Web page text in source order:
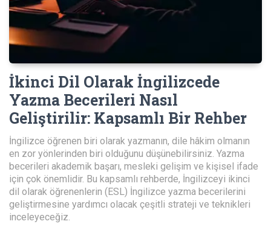
İkinci Dil Olarak İngilizcede
Yazma Becerileri Nasıl
Geliştirilir: Kapsamlı Bir Rehber
İngilizce öğrenen biri olarak yazmanın, dile hâkim olmanın
en zor yönlerinden biri olduğunu düşünebilirsiniz. Yazma
becerileri akademik başarı, mesleki gelişim ve kişisel ifade
için çok önemlidir. Bu kapsamlı rehberde, İngilizceyi ikinci
dil olarak öğrenenlerin (ESL) İngilizce yazma becerilerini
geliştirmesine yardımcı olacak çeşitli strateji ve teknikleri
inceleyeceğiz.